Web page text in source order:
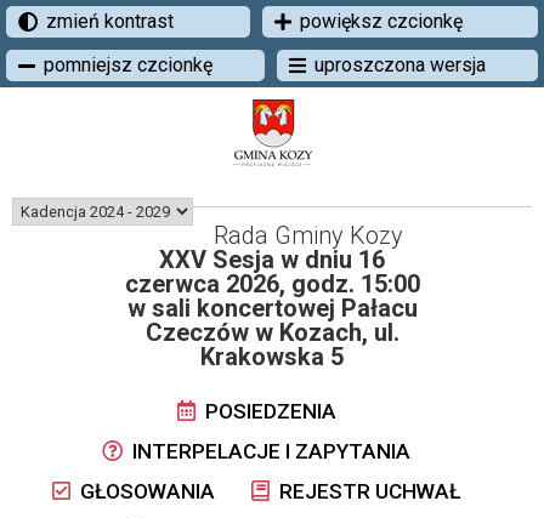
zmień kontrast
powiększ czcionkę
pomniejsz czcionkę
uproszczona wersja
Rada Gminy Kozy
XXV Sesja w dniu 16
czerwca 2026, godz. 15:00
w sali koncertowej Pałacu
Czeczów w Kozach, ul.
Krakowska 5
POSIEDZENIA
INTERPELACJE I ZAPYTANIA
GŁOSOWANIA
REJESTR UCHWAŁ